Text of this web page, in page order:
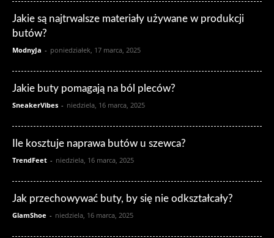
Jakie są najtrwalsze materiały używane w produkcji
butów?
ModnyJa - poniedziałek, 17 marca, 2025
Jakie buty pomagają na ból pleców?
SneakerVibes - niedziela, 16 marca, 2025
Ile kosztuje naprawa butów u szewca?
TrendFeet - niedziela, 16 marca, 2025
Jak przechowywać buty, by się nie odkształcały?
GlamShoe - niedziela, 16 marca, 2025